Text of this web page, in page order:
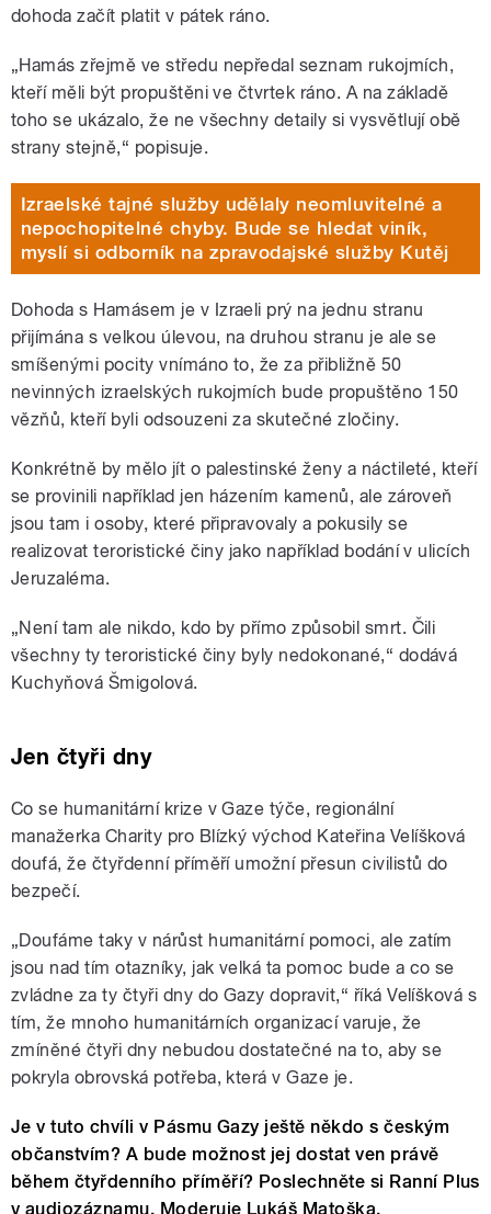
dohoda začít platit v pátek ráno.
„Hamás zřejmě ve středu nepředal seznam rukojmích,
kteří měli být propuštěni ve čtvrtek ráno. A na základě
toho se ukázalo, že ne všechny detaily si vysvětlují obě
strany stejně,“ popisuje.
Izraelské tajné služby udělaly neomluvitelné a
nepochopitelné chyby. Bude se hledat viník,
myslí si odborník na zpravodajské služby Kutěj
Dohoda s Hamásem je v Izraeli prý na jednu stranu
přijímána s velkou úlevou, na druhou stranu je ale se
smíšenými pocity vnímáno to, že za přibližně 50
nevinných izraelských rukojmích bude propuštěno 150
vězňů, kteří byli odsouzeni za skutečné zločiny.
Konkrétně by mělo jít o palestinské ženy a náctileté, kteří
se provinili například jen házením kamenů, ale zároveň
jsou tam i osoby, které připravovaly a pokusily se
realizovat teroristické činy jako například bodání v ulicích
Jeruzaléma.
„Není tam ale nikdo, kdo by přímo způsobil smrt. Čili
všechny ty teroristické činy byly nedokonané,“ dodává
Kuchyňová Šmigolová.
Jen čtyři dny
Co se humanitární krize v Gaze týče, regionální
manažerka Charity pro Blízký východ Kateřina Velíšková
doufá, že čtyřdenní příměří umožní přesun civilistů do
bezpečí.
„Doufáme taky v nárůst humanitární pomoci, ale zatím
jsou nad tím otazníky, jak velká ta pomoc bude a co se
zvládne za ty čtyři dny do Gazy dopravit,“ říká Velíšková s
tím, že mnoho humanitárních organizací varuje, že
zmíněné čtyři dny nebudou dostatečné na to, aby se
pokryla obrovská potřeba, která v Gaze je.
Je v tuto chvíli v Pásmu Gazy ještě někdo s českým
občanstvím? A bude možnost jej dostat ven právě
během čtyřdenního příměří? Poslechněte si Ranní Plus
v audiozáznamu. Moderuje Lukáš Matoška.